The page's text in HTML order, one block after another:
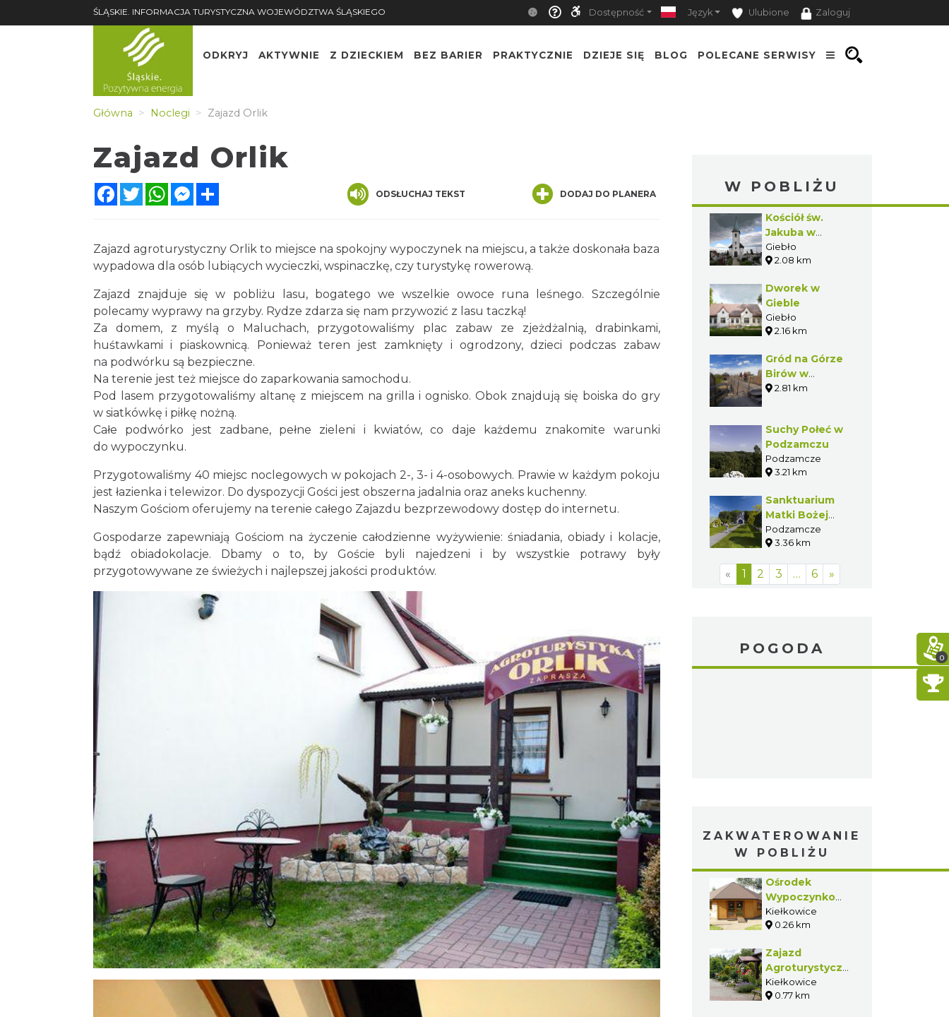
ŚLĄSKIE. INFORMACJA TURYSTYCZNA WOJEWÓDZTWA ŚLĄSKIEGO Dostępność Język Ulubione Zaloguj
ODKRYJ AKTYWNIE Z DZIECKIEM BEZ BARIER PRAKTYCZNIE DZIEJE SIĘ BLOG POLECANE SERWISY
Główna Noclegi Zajazd Orlik
Zajazd Orlik
FacebookTwitterWhatsAppMessenger ODSŁUCHAJ TEKST DODAJ DO PLANERA
Zajazd agroturystyczny Orlik to miejsce na spokojny wypoczynek na miejscu, a także doskonała baza
wypadowa dla osób lubiących wycieczki, wspinaczkę, czy turystykę rowerową.
Zajazd znajduje się w pobliżu lasu, bogatego we wszelkie owoce runa leśnego. Szczególnie
polecamy wyprawy na grzyby. Rydze zdarza się nam przywozić z lasu taczką!
Za domem, z myślą o Maluchach, przygotowaliśmy plac zabaw ze zjeżdżalnią, drabinkami,
huśtawkami i piaskownicą. Ponieważ teren jest zamknięty i ogrodzony, dzieci podczas zabaw
na podwórku są bezpieczne.
Na terenie jest też miejsce do zaparkowania samochodu.
Pod lasem przygotowaliśmy altanę z miejscem na grilla i ognisko. Obok znajdują się boiska do gry
w siatkówkę i piłkę nożną.
Całe podwórko jest zadbane, pełne zieleni i kwiatów, co daje każdemu znakomite warunki
do wypoczynku.
Przygotowaliśmy 40 miejsc noclegowych w pokojach 2-, 3- i 4-osobowych. Prawie w każdym pokoju
jest łazienka i telewizor. Do dyspozycji Gości jest obszerna jadalnia oraz aneks kuchenny.
Naszym Gościom oferujemy na terenie całego Zajazdu bezprzewodowy dostęp do internetu.
Gospodarze zapewniają Gościom na życzenie całodzienne wyżywienie: śniadania, obiady i kolacje,
bądź obiadokolacje. Dbamy o to, by Goście byli najedzeni i by wszystkie potrawy były
przygotowywane ze świeżych i najlepszej jakości produktów.
W POBLIŻU
Kościół św.
Jakuba w
Gieble
Giebło
2.08 km
Dworek w
Gieble
Giebło
2.16 km
Gród na Górze
Birów w
Podzamczu
2.81 km
Suchy Połeć w
Podzamczu
Podzamcze
3.21 km
Sanktuarium
Matki Bożej
Skałkowej w
Podzamczu
Podzamcze
3.36 km
« 1 2 3 … 6 »
POGODA
ZAKWATEROWANIE
W POBLIŻU
Ośrodek
Wypoczynkowy
Jura
Kiełkowice
0.26 km
Zajazd
Agroturystyczny
KAJA Wioletta i
Urszula
Kiełkowice
0.77 km
0